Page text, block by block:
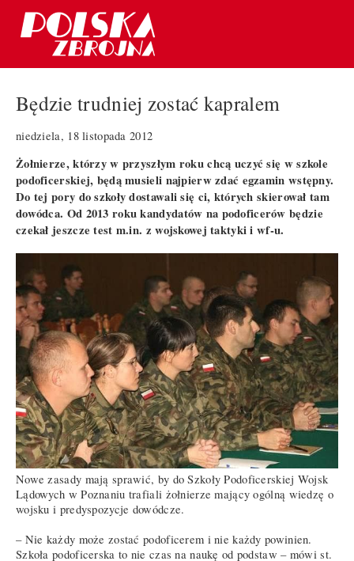
Będzie trudniej zostać kapralem
niedziela, 18 listopada 2012
Żołnierze, którzy w przyszłym roku chcą uczyć się w szkole
podoficerskiej, będą musieli najpierw zdać egzamin wstępny.
Do tej pory do szkoły dostawali się ci, których skierował tam
dowódca. Od 2013 roku kandydatów na podoficerów będzie
czekał jeszcze test m.in. z wojskowej taktyki i wf-u.
Nowe zasady mają sprawić, by do Szkoły Podoficerskiej Wojsk
Lądowych w Poznaniu trafiali żołnierze mający ogólną wiedzę o
wojsku i predyspozycje dowódcze.
– Nie każdy może zostać podoficerem i nie każdy powinien.
Szkoła podoficerska to nie czas na naukę od podstaw – mówi st.